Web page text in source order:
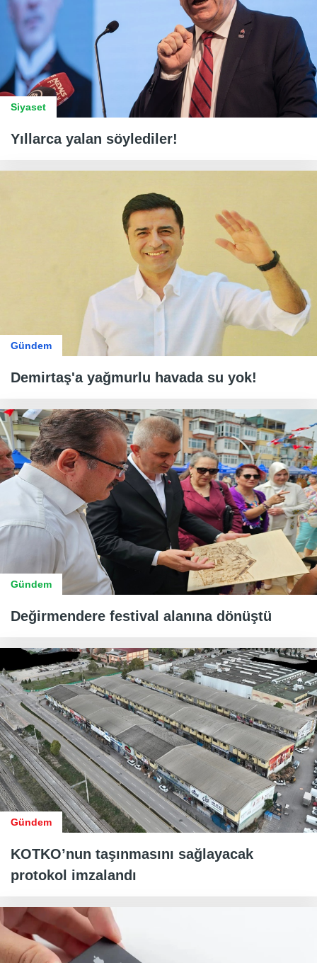
Siyaset
Yıllarca yalan söylediler!
Gündem
Demirtaş'a yağmurlu havada su yok!
Gündem
Değirmendere festival alanına dönüştü
Gündem
KOTKO’nun taşınmasını sağlayacak
protokol imzalandı